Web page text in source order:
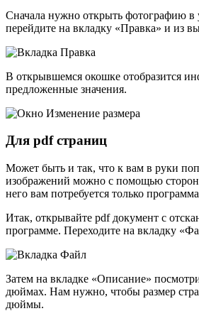
Сначала нужно открыть фотографию в
перейдите на вкладку «Правка» и из
В открывшемся окошке отобразится
предложенные значения.
Для pdf страниц
Может быть и так, что к вам в руки
изображений можно с помощью
него вам потребуется только
Итак, открывайте pdf документ с
программе. Переходите на вкладку
Затем на вкладке «Описание»
дюймах. Нам нужно, чтобы размер
дюймы.